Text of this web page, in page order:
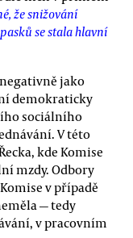
že snižování
se stala hlavní
jako
demokraticky
sociálního
V této
kde Komise
mzdy. Odbory
v případě
— tedy
v pracovním